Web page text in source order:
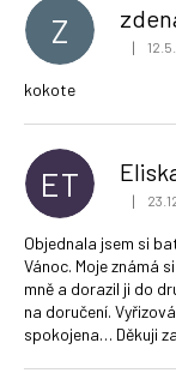
p
i
s
h
d
n
o
c
e
n
í
Z |
kokote
ET |
Objednala jsem si
Vánoc. Moje známá
mně a dorazil ji do
na doručení.
spokojena… Děkuji
a
í
t
?